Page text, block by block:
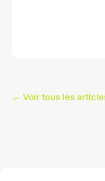
← Voir tous les